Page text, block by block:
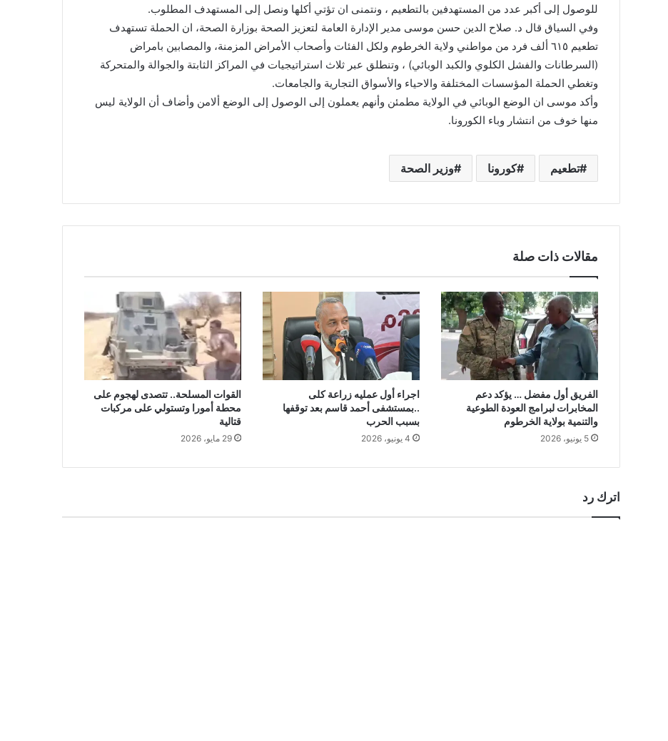
للوصول إلى أكبر عدد من المستهدفين بالتطعيم ، ونتمنى ان تؤتي أكلها ونصل إلى المستهدف المطلوب.
وفي السياق قال د. صلاح الدين حسن موسى مدير الإدارة العامة لتعزيز الصحة بوزارة الصحة، ان الحملة تستهدف
تطعيم ٦١٥ ألف فرد من مواطني ولاية الخرطوم ولكل الفئات وأصحاب الأمراض المزمنة، والمصابين بامراض
(السرطانات والفشل الكلوي والكبد الوبائي) ، وتنطلق عبر ثلاث استراتيجيات في المراكز الثابتة والجوالة والمتحركة
وتغطي الحملة المؤسسات المختلفة والاحياء والأسواق التجارية والجامعات.
وأكد موسى ان الوضع الوبائي في الولاية مطمئن وأنهم يعملون إلى الوصول إلى الوضع ألامن وأضاف أن الولاية ليس
منها خوف من انتشار وباء الكورونا.
تطعيم كورونا وزير الصحة
مقالات ذات صلة
الفريق أول مفضل … يؤكد دعم
المخابرات لبرامج العودة الطوعية
والتنمية بولاية الخرطوم
5 يونيو، 2026
اجراء أول عمليه زراعة كلى
..بمستشفى أحمد قاسم بعد توقفها
بسبب الحرب
4 يونيو، 2026
القوات المسلحة.. تتصدى لهجوم على
محطة أمورا وتستولي على مركبات
قتالية
29 مايو، 2026
اترك رد